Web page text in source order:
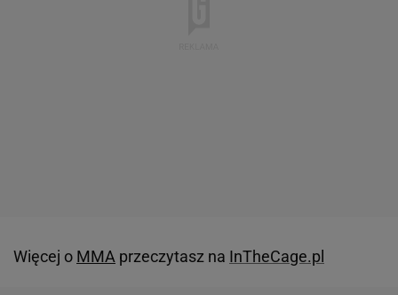
Więcej o MMA przeczytasz na InTheCage.pl